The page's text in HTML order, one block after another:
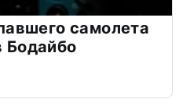
самолета